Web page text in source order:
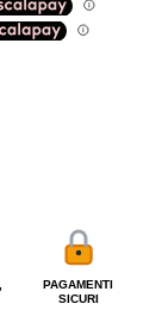
PAGAMENTI
SICURI